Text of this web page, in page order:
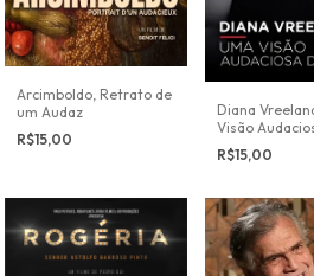
Arcimboldo, Retrato de
um Audaz
R$15,00
Diana
Visão
Moda
R$15,00